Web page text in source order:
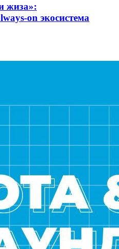
жиза»:
on экосистема